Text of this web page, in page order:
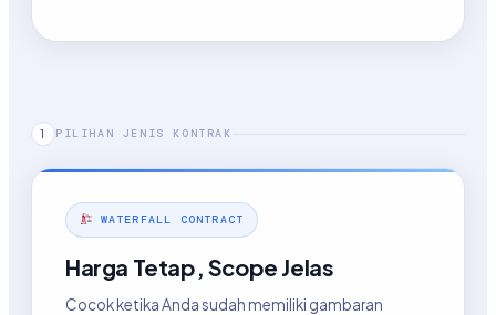
1 PILIHAN JENIS KONTRAK
WATERFALL CONTRACT
Harga Tetap, Scope Jelas
Cocok ketika Anda sudah memiliki gambaran